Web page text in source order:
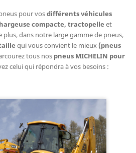
pour vosdifférents véhicules
compacte, tractopelle et
plus, dans notre large gamme de pneus,
qui vous convient le mieux (pneus
tous nos pneus MICHELIN pour
celui qui répondra à vos besoins :